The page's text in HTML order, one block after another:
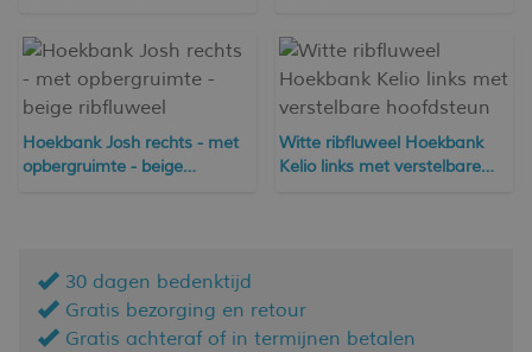
Hoekbank Josh rechts - met
opbergruimte - beige
Witte ribfluweel Hoekbank
Kelio links met verstelbare
30 dagen bedenktijd
Gratis bezorging en retour
Gratis achteraf of in termijnen betalen